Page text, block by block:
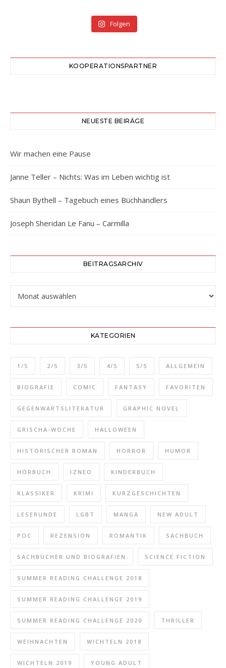
Folgen
KOOPERATIONSPARTNER
NEUESTE BEIRÄGE
Wir machen eine Pause
Janne Teller – Nichts: Was im Leben wichtig ist
Shaun Bythell – Tagebuch eines Büchhändlers
Joseph Sheridan Le Fanu – Carmilla
BEITRAGSARCHIV
KATEGORIEN
1/5 2/5 3/5 4/5 5/5 ALLGEMEIN
BIOGRAFIE COMIC FANTASY FAVORITEN
GEGENWARTSLITERATUR GRAPHIC NOVEL
GRISCHA-WOCHE HALLOWEEN
HISTORISCHER ROMAN HORROR HUMOR
HÖRBUCH IZNEO KINDERBUCH
KLASSIKER KRIMI KURZGESCHICHTEN
LESERUNDE LGBT MANGA NEW ADULT
POC REZENSION ROMANTIK SACHBUCH
SACHBÜCHER UND BIOGRAFIEN SCIENCE FICTION
SUMMER READING CHALLENGE 2018
SUMMER READING CHALLENGE 2019
SUMMER READING CHALLENGE 2020 THRILLER
WEIHNACHTEN WICHTELN 2018
WICHTELN 2019 YOUNG ADULT